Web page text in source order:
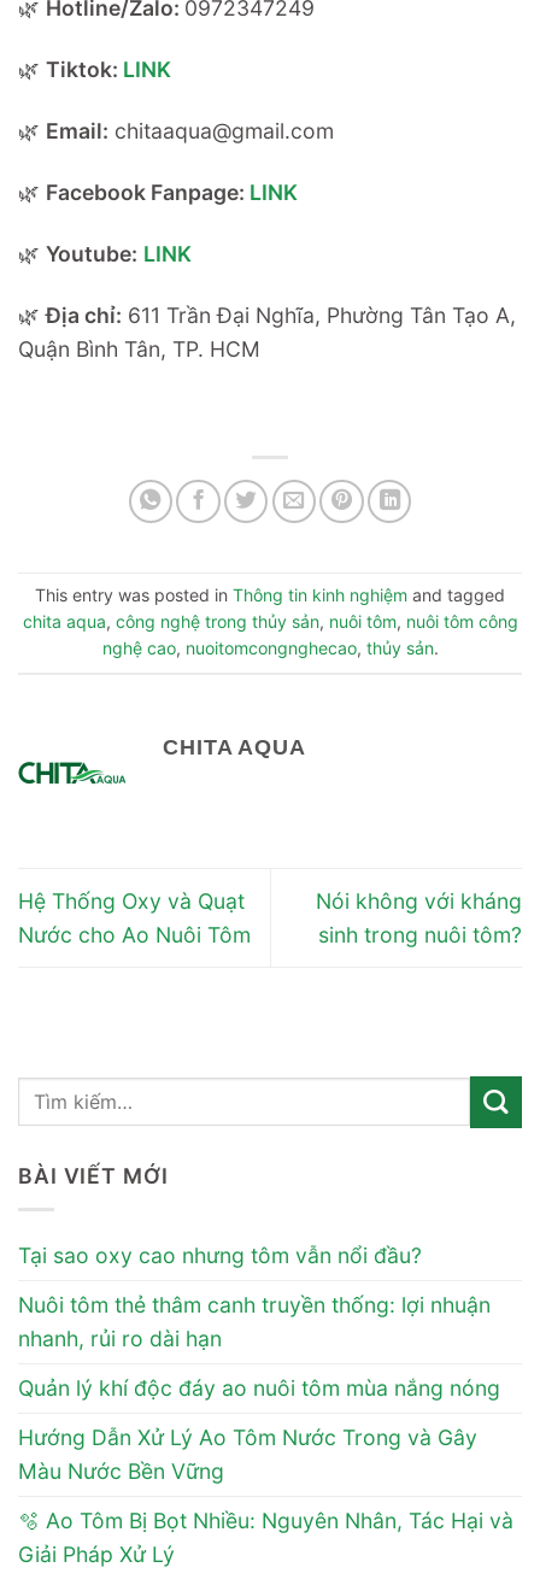
🌿 Hotline/Zalo: 0972347249
🌿 Tiktok: LINK
🌿 Email: chitaaqua@gmail.com
🌿 Facebook Fanpage: LINK
🌿 Youtube: LINK
🌿Địa chỉ: 611 Trần Đại Nghĩa, Phường Tân Tạo A,
Quận Bình Tân, TP. HCM
This entry was posted in Thông tin kinh nghiệm and tagged
chita aqua, công nghệ trong thủy sản, nuôi tôm, nuôi tôm công
nghệ cao, nuoitomcongnghecao, thủy sản.
CHITA AQUA
Hệ Thống Oxy và Quạt
Nước cho Ao Nuôi Tôm
Nói không với kháng
sinh trong nuôi tôm?
BÀI VIẾT MỚI
Tại sao oxy cao nhưng tôm vẫn nổi đầu?
Nuôi tôm thẻ thâm canh truyền thống: lợi nhuận
nhanh, rủi ro dài hạn
Quản lý khí độc đáy ao nuôi tôm mùa nắng nóng
Hướng Dẫn Xử Lý Ao Tôm Nước Trong và Gây
Màu Nước Bền Vững
🫧 Ao Tôm Bị Bọt Nhiều: Nguyên Nhân, Tác Hại và
Giải Pháp Xử Lý